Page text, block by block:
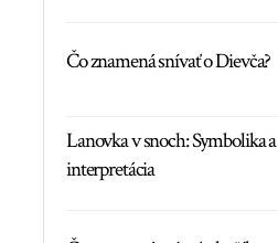
Čo znamená snívať o Dievča?
Lanovka v snoch: Symbolika a
interpretácia